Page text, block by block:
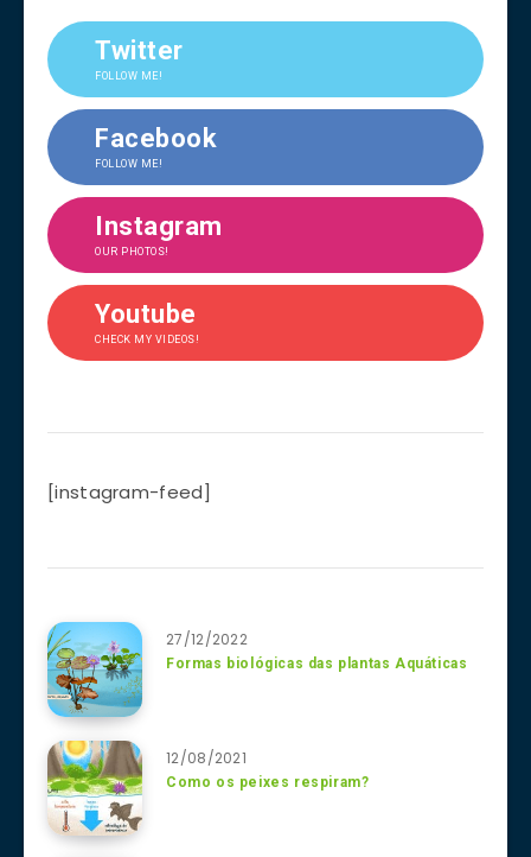
Twitter
FOLLOW ME!
Facebook
FOLLOW ME!
Instagram
OUR PHOTOS!
Youtube
CHECK MY VIDEOS!
[instagram-feed]
27/12/2022
Formas biológicas das plantas Aquáticas
12/08/2021
Como os peixes respiram?